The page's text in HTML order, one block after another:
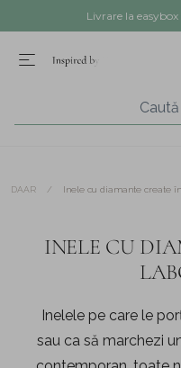
Livrare la
DAAR /
INELE CU
Inelele pe care le
sau ca să marchezi